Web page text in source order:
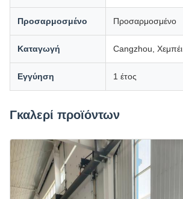
Προσαρμοσμένο Προσαρμοσμένο
Καταγωγή Cangzhou, Χεμπέι
Εγγύηση 1 έτος
Γκαλερί προϊόντων